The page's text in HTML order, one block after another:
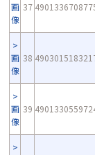
画
像
37
画
像
38
画
像
39